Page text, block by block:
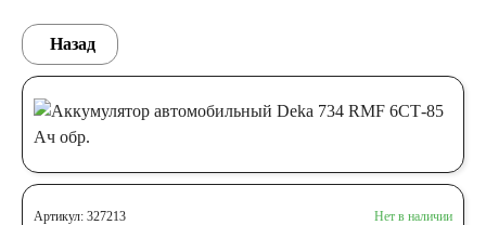
Назад
Артикул: 327213 Нет в наличии